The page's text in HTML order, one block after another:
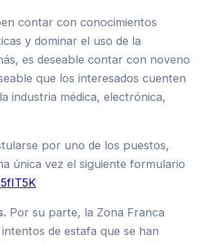
contar con conocimientos
y dominar el uso de la
es deseable contar con noveno
que los interesados cuenten
industria médica, electrónica,
por uno de los puestos,
única vez el siguiente formulario
Por su parte, la Zona Franca
de estafa que se han